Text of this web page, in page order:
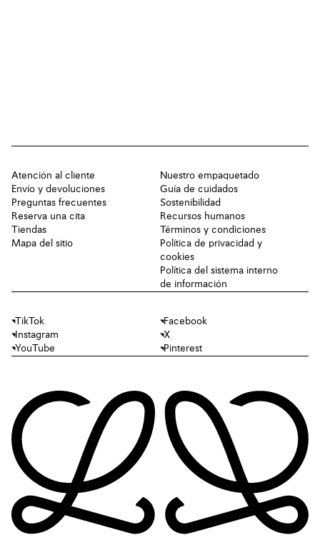
Atención al cliente
Envío y devoluciones
Preguntas frecuentes
Reserva una cita
Tiendas
Mapa del sitio
Nuestro empaquetado
Guía de cuidados
Sostenibilidad
Recursos humanos
Términos y condiciones
Política de privacidad y
cookies
Política del sistema interno
de información
TikTok
Facebook
Instagram
X
YouTube
Pinterest